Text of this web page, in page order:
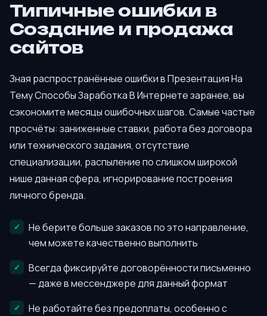
Типичные ошибки в
Создание и продажа
сайтов
Зная распространённые ошибки в Презентация На
Тему Способы Заработка В Интернете заранее, вы
сэкономите месяцы ошибочных шагов. Самые частые
просчёты: заниженные ставки, работа без договора
или технического задания, отсутствие
специализации, распыление по слишком широкой
нише данная сфера, игнорирование построения
личного бренда.
Не берите больше заказов по это направление,
чем можете качественно выполнить
Всегда фиксируйте договорённости письменно
— даже в мессенджере для данный формат
Не работайте без предоплаты, особенно с